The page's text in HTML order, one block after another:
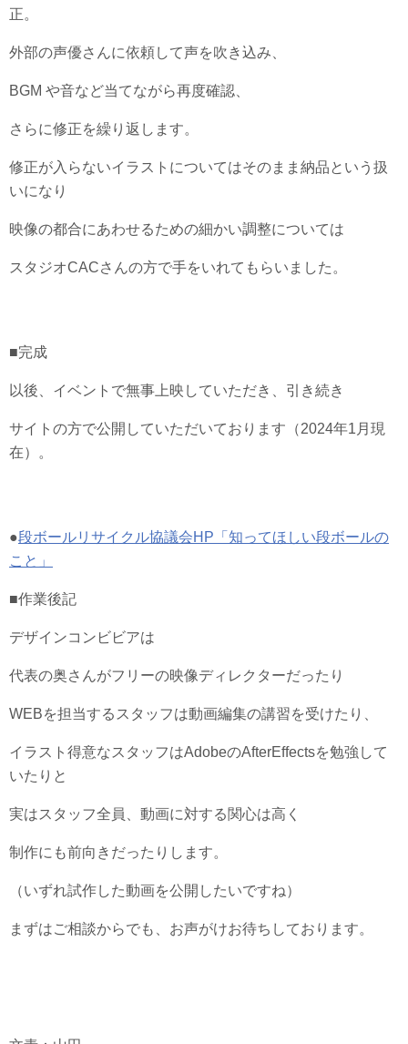
正。
外部の声優さんに依頼して声を吹き込み、
BGM や音など当てながら再度確認、
さらに修正を繰り返します。
修正が入らないイラストについてはそのまま納品という扱
いになり
映像の都合にあわせるための細かい調整については
スタジオCACさんの方で手をいれてもらいました。
■完成
以後、イベントで無事上映していただき、引き続き
サイトの方で公開していただいております（2024年1月現
在）。
●段ボールリサイクル協議会HP「知ってほしい段ボールの
こと」
■作業後記
デザインコンビビアは
代表の奥さんがフリーの映像ディレクターだったり
WEBを担当するスタッフは動画編集の講習を受けたり、
イラスト得意なスタッフはAdobeのAfterEffectsを勉強して
いたりと
実はスタッフ全員、動画に対する関心は高く
制作にも前向きだったりします。
（いずれ試作した動画を公開したいですね）
まずはご相談からでも、お声がけお待ちしております。